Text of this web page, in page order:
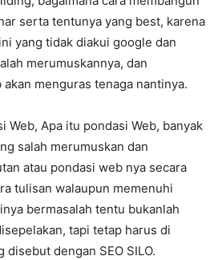
serta tentunya yang best, karena
yang tidak diakui google dan
merumuskannya, dan
menguras tenaga nantinya.
Web, Apa itu pondasi Web, banyak
salah merumuskan dan
atau pondasi web nya secara
tulisan walaupun memenuhi
bermasalah tentu bukanlah
tapi tetap harus di
dengan SEO SILO.